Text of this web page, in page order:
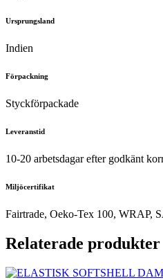
Ursprungsland
Indien
Förpackning
Styckförpackade
Leveranstid
10-20 arbetsdagar efter godkänt
Miljöcertifikat
Fairtrade, Oeko-Tex 100, WRAP,
Relaterade produkter